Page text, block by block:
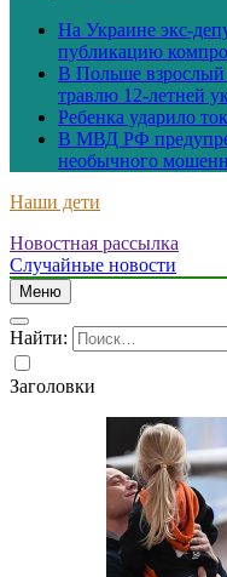
На Украине экс-
публикацию
В Польше взрослый
травлю 12-летней
Ребенка ударило
В МВД РФ
необычного
Наши дети
Новостная рассылка
Случайные новости
Меню
Найти:
Заголовки